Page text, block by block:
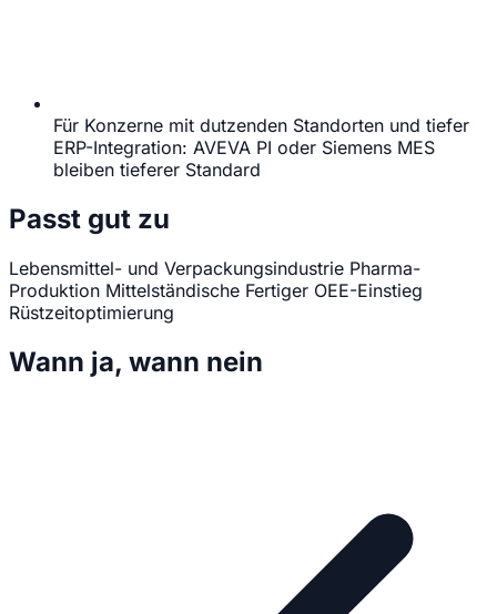
Für Konzerne mit dutzenden Standorten und tiefer
ERP-Integration: AVEVA PI oder Siemens MES
bleiben tieferer Standard
Passt gut zu
Lebensmittel- und Verpackungsindustrie Pharma-
Produktion Mittelständische Fertiger OEE-Einstieg
Rüstzeitoptimierung
Wann ja, wann nein